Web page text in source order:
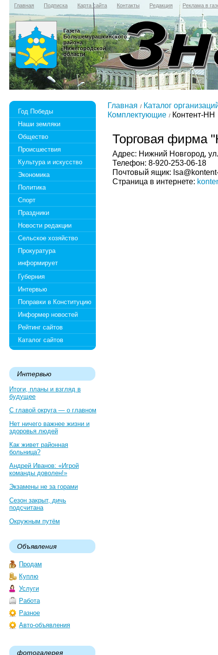
Главная Подписка Карта сайта Контакты Редакция Реклама в
Газета
Большемурашкинского
района
Нижегородской
области
Год Победы
Наши земляки
Общество
Происшествия
Культура и искусство
Экономика
Политика
Спорт
Праздники
Новости редакции
Сельское хозяйство
Прокуратура
информирует
Губерния
Интервью
Поправки в Конституцию
Информер новостей
Рейтинг сайтов
Каталог сайтов
Интервью
Итоги, планы и взгляд в
будущее
С главой округа — о главном
Нет ничего важнее жизни и
здоровья людей
Как живет районная
больница?
Андрей Иванов: «Игрой
команды доволен!»
Экзамены не за горами
Сезон закрыт, дичь
подсчитана
Окружным путём
Объявления
Продам
Куплю
Услуги
Работа
Разное
Авто-объявления
фотогалерея
Главная
Каталог
Комплектующие
Контент-НН
Торговая фирма
Адрес: Нижний Новгород,
Телефон: 8-920-253-06-18
Почтовый ящик:
Страница в интернете: